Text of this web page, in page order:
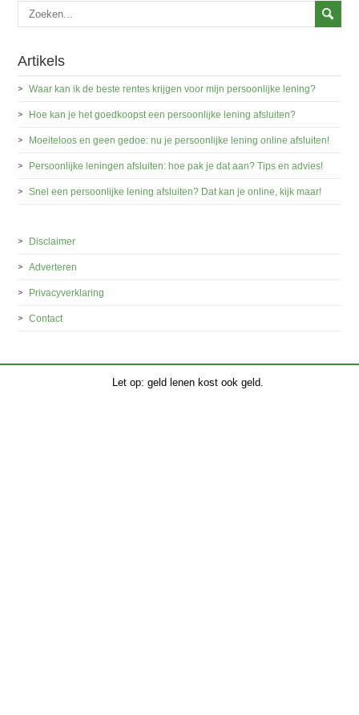
Artikels
Waar kan ik de beste rentes krijgen voor mijn persoonlijke lening?
Hoe kan je het goedkoopst een persoonlijke lening afsluiten?
Moeiteloos en geen gedoe: nu je persoonlijke lening online afsluiten!
Persoonlijke leningen afsluiten: hoe pak je dat aan? Tips en advies!
Snel een persoonlijke lening afsluiten? Dat kan je online, kijk maar!
Disclaimer
Adverteren
Privacyverklaring
Contact
Let op: geld lenen kost ook geld.